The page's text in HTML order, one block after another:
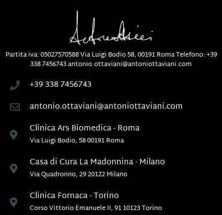
Partita iva: 05027570588Via Luigi Bodio 58, 00191 RomaTelefono:+39
338 7456743antonio.ottaviani@antoniottaviani.com
+39 338 7456743
antonio.ottaviani@antoniottaviani.com
Clinica Ars Biomedica - Roma
Via Luigi Bodio, 58 00191 Roma
Casa di Cura La Madonnina - Milano
Via Quadronno, 29 20122 Milano
Clinica Fornaca - Torino
Corso Vittorio Emanuele II, 91 10123 Torino